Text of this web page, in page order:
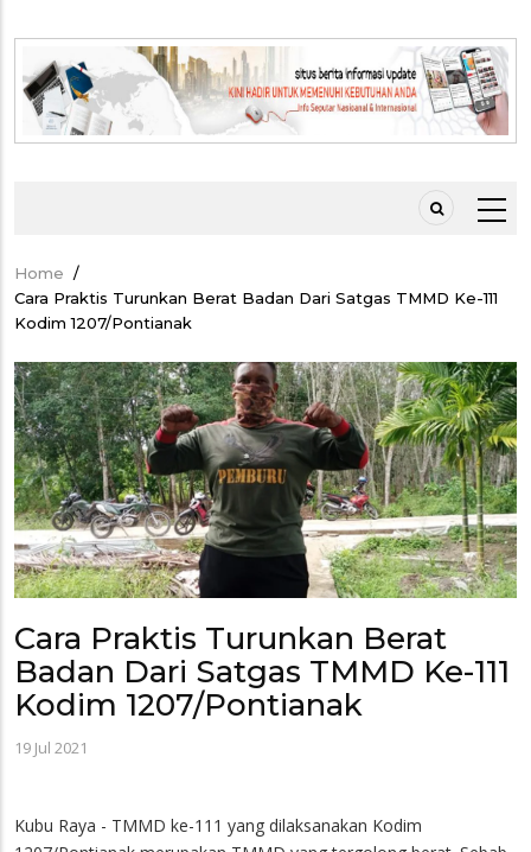
Breadcrumb
Home /
Cara Praktis Turunkan Berat Badan Dari Satgas TMMD Ke-111
Kodim 1207/Pontianak
Cara Praktis Turunkan Berat
Badan Dari Satgas TMMD Ke-111
Kodim 1207/Pontianak
19 Jul 2021
Kubu Raya - TMMD ke-111 yang dilaksanakan Kodim